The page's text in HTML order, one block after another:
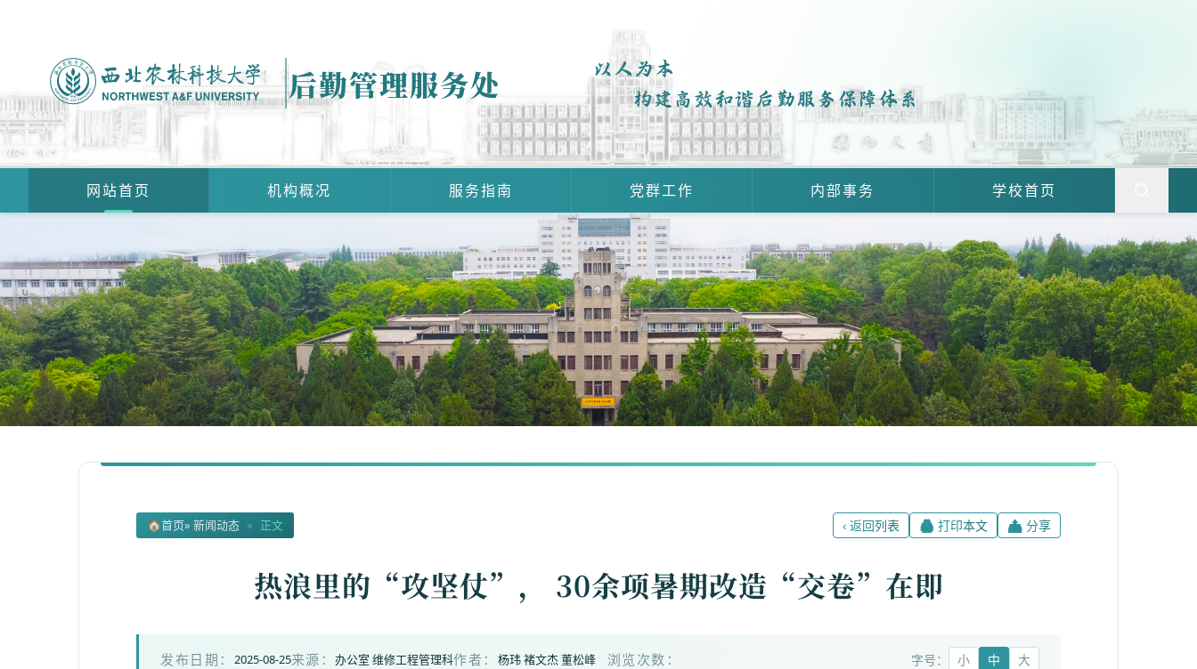
后勤管理服务处
以人为本
构建高效和谐后勤服务保障体系
网站首页 机构概况 服务指南 党群工作 内部事务 学校首页
🏠首页» 新闻动态 » 正文 ‹ 返回列表 🖨 打印本文 📤 分享
热浪里的“攻坚仗”， 30余项暑期改造“交卷”在即
发布日期： 2025-08-25来源： 办公室 维修工程管理科作者： 杨玮 褚文杰 董松峰 浏览次数： 字号： 小 中 大